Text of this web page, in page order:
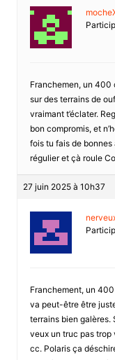
Franchemen, un 400
sur des terrains de
vraimant t’éclater.
bon compromis, et
fois tu fais de bonnes
régulier et çà roule
27 juin 2025 à 10h37
Franchement, un
va peut-être être
terrains bien galères.
veux un truc pas
cc. Polaris ça